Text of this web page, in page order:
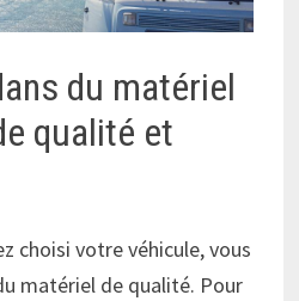
du matériel
qualité et
choisi votre véhicule, vous
matériel de qualité. Pour